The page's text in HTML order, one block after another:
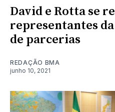
David e Rotta se
representantes da
de parcerias
REDAÇÃO BMA
junho 10, 2021